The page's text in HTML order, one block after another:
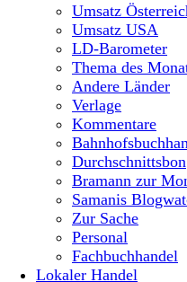
Umsatz
Umsatz USA
LD-Barometer
Thema des
Andere Länder
Verlage
Kommentare
Durchschnittsbon
Bramann zur
Samanis
Zur Sache
Personal
Fachbuchhandel
Lokaler Handel